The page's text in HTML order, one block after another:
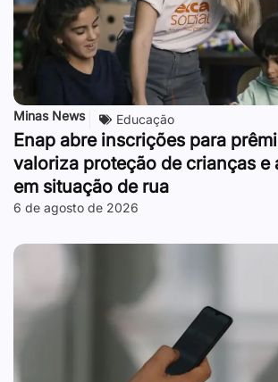
Minas News Educação
Enap abre inscrições para
valoriza proteção de crianças e
em situação de rua
6 de agosto de 2026